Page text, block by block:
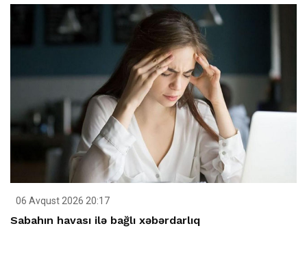
06 Avqust 2026 20:17
Sabahın havası ilə bağlı xəbərdarlıq